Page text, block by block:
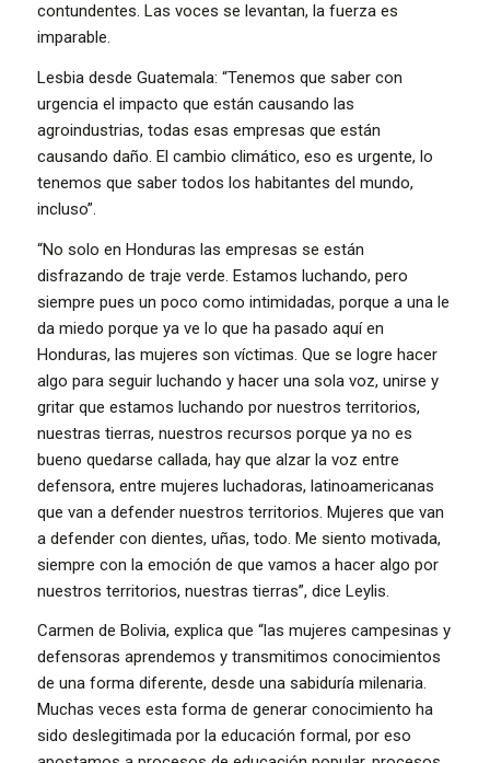
contundentes. Las voces se levantan, la fuerza es
imparable.
Lesbia desde Guatemala: “Tenemos que saber con
urgencia el impacto que están causando las
agroindustrias, todas esas empresas que están
causando daño. El cambio climático, eso es urgente, lo
tenemos que saber todos los habitantes del mundo,
incluso”.
“No solo en Honduras las empresas se están
disfrazando de traje verde. Estamos luchando, pero
siempre pues un poco como intimidadas, porque a una le
da miedo porque ya ve lo que ha pasado aquí en
Honduras, las mujeres son víctimas. Que se logre hacer
algo para seguir luchando y hacer una sola voz, unirse y
gritar que estamos luchando por nuestros territorios,
nuestras tierras, nuestros recursos porque ya no es
bueno quedarse callada, hay que alzar la voz entre
defensora, entre mujeres luchadoras, latinoamericanas
que van a defender nuestros territorios. Mujeres que van
a defender con dientes, uñas, todo. Me siento motivada,
siempre con la emoción de que vamos a hacer algo por
nuestros territorios, nuestras tierras”, dice Leylis.
Carmen de Bolivia, explica que “las mujeres campesinas y
defensoras aprendemos y transmitimos conocimientos
de una forma diferente, desde una sabiduría milenaria.
Muchas veces esta forma de generar conocimiento ha
sido deslegitimada por la educación formal, por eso